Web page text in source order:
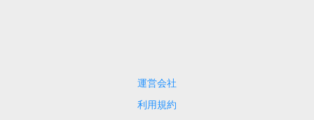
運営会社
利用規約